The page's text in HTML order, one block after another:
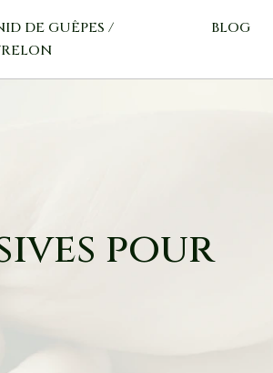
DE GUÊPES /
BLOG
pour